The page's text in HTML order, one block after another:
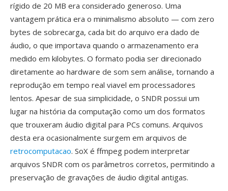
rígido de 20 MB era considerado generoso. Uma
vantagem prática era o minimalismo absoluto — com zero
bytes de sobrecarga, cada bit do arquivo era dado de
áudio, o que importava quando o armazenamento era
medido em kilobytes. O formato podia ser direcionado
diretamente ao hardware de som sem análise, tornando a
reprodução em tempo real viavel em processadores
lentos. Apesar de sua simplicidade, o SNDR possui um
lugar na história da computação como um dos formatos
que trouxeram áudio digital para PCs comuns. Arquivos
desta era ocasionalmente surgem em arquivos de
retrocomputacao. SoX é ffmpeg podem interpretar
arquivos SNDR com os parâmetros corretos, permitindo a
preservação de gravações de áudio digital antigas.